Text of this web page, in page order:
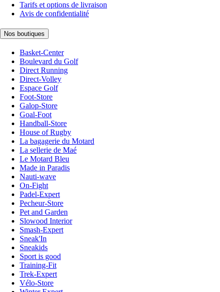
Tarifs et options de livraison
Avis de confidentialité
Nos boutiques
Basket-Center
Boulevard du Golf
Direct Running
Direct-Volley
Espace Golf
Foot-Store
Galop-Store
Goal-Foot
Handball-Store
House of Rugby
La bagagerie du Motard
La sellerie de Maé
Le Motard Bleu
Made in Paradis
Nauti-wave
On-Fight
Padel-Expert
Pecheur-Store
Pet and Garden
Slowood Interior
Smash-Expert
Sneak'In
Sneakids
Sport is good
Training-Fit
Trek-Expert
Vélo-Store